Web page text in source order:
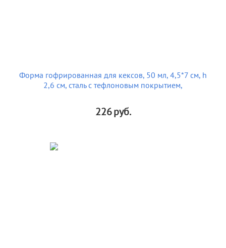
Форма гофрированная для кексов, 50 мл, 4,5*7 см, h
2,6 см, сталь с тефлоновым покрытием,
226руб.